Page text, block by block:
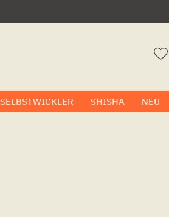
SELBSTWICKLER SHISHA NEU